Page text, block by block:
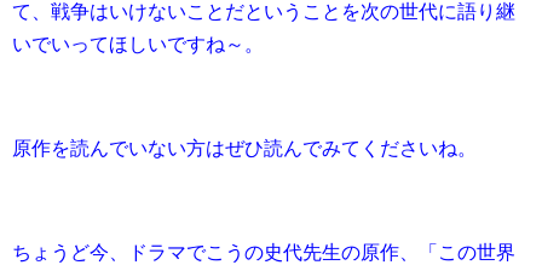
て、戦争はいけないことだということを次の世代に語り継
いでいってほしいですね～。
原作を読んでいない方はぜひ読んでみてくださいね。
ちょうど今、ドラマでこうの史代先生の原作、「この世界